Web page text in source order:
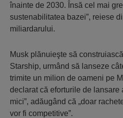
înainte de 2030. Însă cel mai
sustenabilitatea bazei”, reiese
miliardarului.
Musk plănuieşte să
Starship, urmând să lanseze
trimite un milion de oameni pe
declarat că eforturile de lansare
mici”, adăugând că „doar
vor fi competitive”.